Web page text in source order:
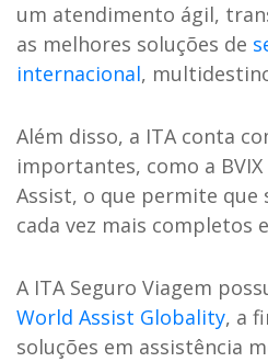
um atendimento ágil,
as melhores soluções de
internacional,
Além disso, a ITA conta
importantes, como a
Assist, o que permite que
cada vez mais completos
A ITA Seguro Viagem
World Assist Globality, a
soluções em assistência